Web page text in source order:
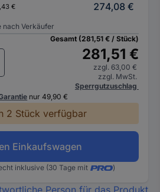
€ 274,08 €
nach Verkäufer
Gesamt (281,51 € / Stück)
281,51 €
zzgl. 63,00 €
zzgl. MwSt.
Sperrgutzuschlag
nur 49,90 €
2 Stück verfügbar
Einkaufswagen
inklusive (30 Tage mit )
Person für das Produkt